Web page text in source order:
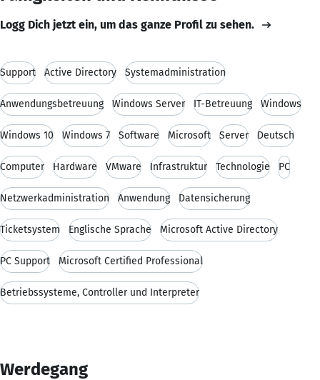
Logg Dich jetzt ein, um das ganze Profil zu sehen.
Support Active Directory Systemadministration
Anwendungsbetreuung Windows Server IT-Betreuung Windows
Windows 10 Windows 7 Software Microsoft Server Deutsch
Computer Hardware VMware Infrastruktur Technologie PC
Netzwerkadministration Anwendung Datensicherung
Ticketsystem Englische Sprache Microsoft Active Directory
PC Support Microsoft Certified Professional
Betriebssysteme, Controller und Interpreter
Werdegang